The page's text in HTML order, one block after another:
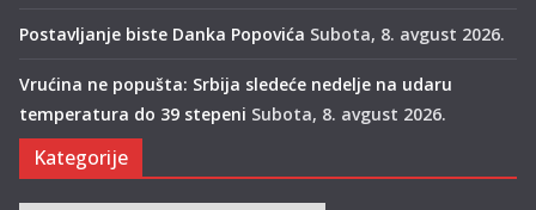
Postavljanje biste Danka Popovića Subota, 8. avgust 2026.
Vrućina ne popušta: Srbija sledeće nedelje na udaru
temperatura do 39 stepeni Subota, 8. avgust 2026.
Kategorije